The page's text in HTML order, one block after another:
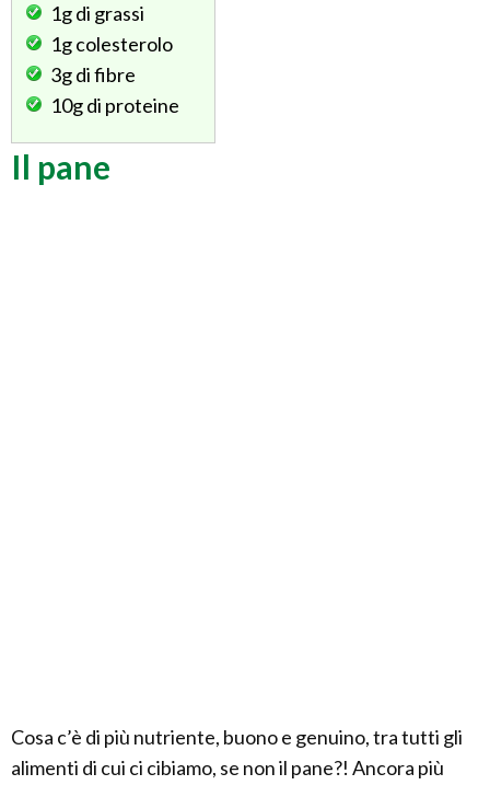
1gdi grassi
1gcolesterolo
3gdi fibre
10gdi proteine
Il pane
Cosa c’è di più nutriente, buono e genuino, tra tutti gli
alimenti di cui ci cibiamo, se non il pane?! Ancora più